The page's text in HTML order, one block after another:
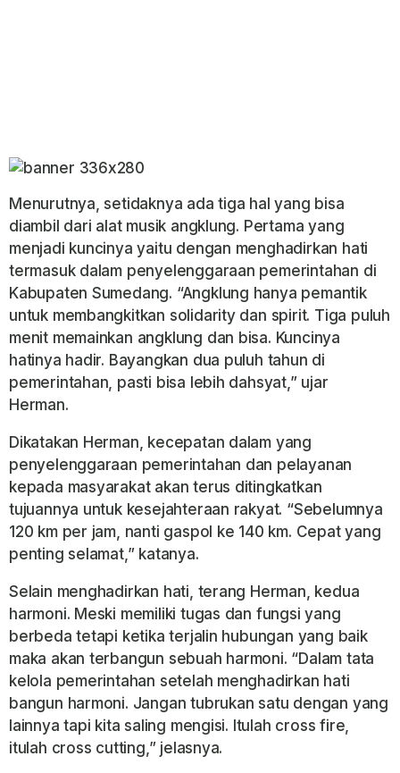
Menurutnya, setidaknya ada tiga hal yang bisa
diambil dari alat musik angklung. Pertama yang
menjadi kuncinya yaitu dengan menghadirkan hati
termasuk dalam penyelenggaraan pemerintahan di
Kabupaten Sumedang. “Angklung hanya pemantik
untuk membangkitkan solidarity dan spirit. Tiga puluh
menit memainkan angklung dan bisa. Kuncinya
hatinya hadir. Bayangkan dua puluh tahun di
pemerintahan, pasti bisa lebih dahsyat,” ujar
Herman.
Dikatakan Herman, kecepatan dalam yang
penyelenggaraan pemerintahan dan pelayanan
kepada masyarakat akan terus ditingkatkan
tujuannya untuk kesejahteraan rakyat. “Sebelumnya
120 km per jam, nanti gaspol ke 140 km. Cepat yang
penting selamat,” katanya.
Selain menghadirkan hati, terang Herman, kedua
harmoni. Meski memiliki tugas dan fungsi yang
berbeda tetapi ketika terjalin hubungan yang baik
maka akan terbangun sebuah harmoni. “Dalam tata
kelola pemerintahan setelah menghadirkan hati
bangun harmoni. Jangan tubrukan satu dengan yang
lainnya tapi kita saling mengisi. Itulah cross fire,
itulah cross cutting,” jelasnya.